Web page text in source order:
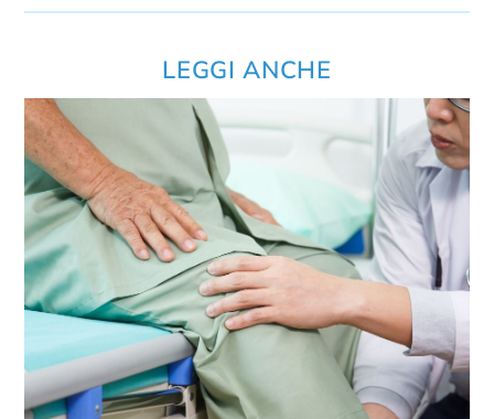
LEGGI ANCHE